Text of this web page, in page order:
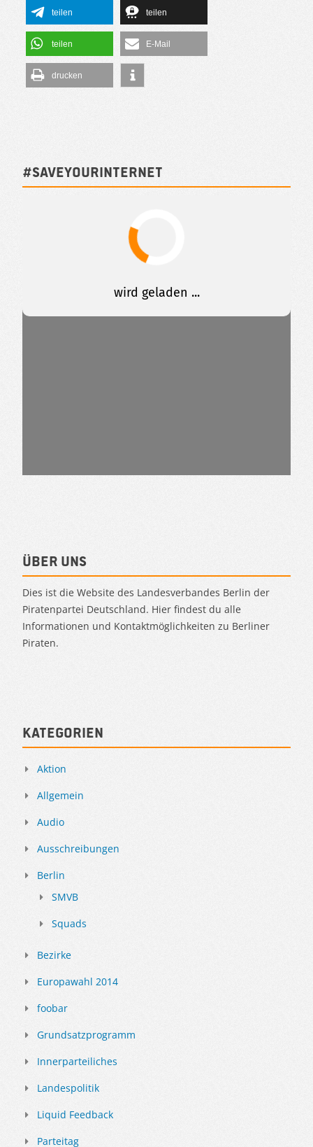
teilen teilen
teilen E-Mail
drucken
#SAVEYOURINTERNET
Über uns
Dies ist die Website des Landesverbandes Berlin der
Piratenpartei Deutschland. Hier findest du alle
Informationen und Kontaktmöglichkeiten zu Berliner
Piraten.
Kategorien
Aktion
Allgemein
Audio
Ausschreibungen
Berlin
SMVB
Squads
Bezirke
Europawahl 2014
foobar
Grundsatzprogramm
Innerparteiliches
Landespolitik
Liquid Feedback
Parteitag